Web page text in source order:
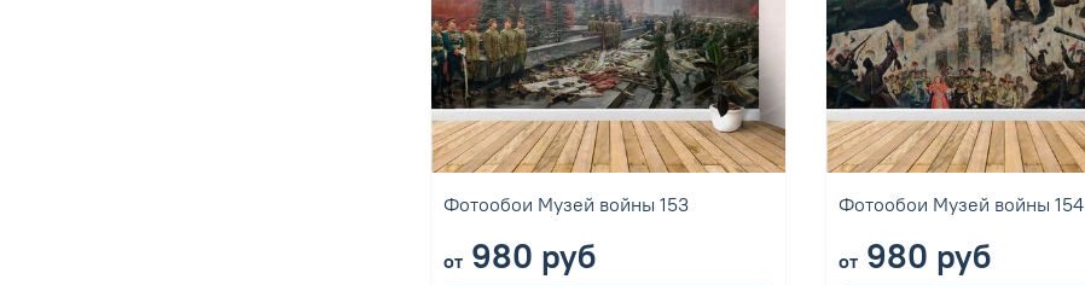
Фотообои Музей войны 153
от980 руб
Фотообои Музей войны 154
от980 руб